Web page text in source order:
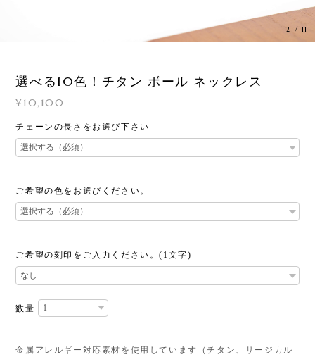
3 / 11
選べる10色！チタン ボール ネックレス
¥10,100
チェーンの長さをお選び下さい
ご希望の色をお選びください。
ご希望の刻印をご入力ください。(1文字)
数量
金属アレルギー対応素材を使用しています（チタン、サージカル